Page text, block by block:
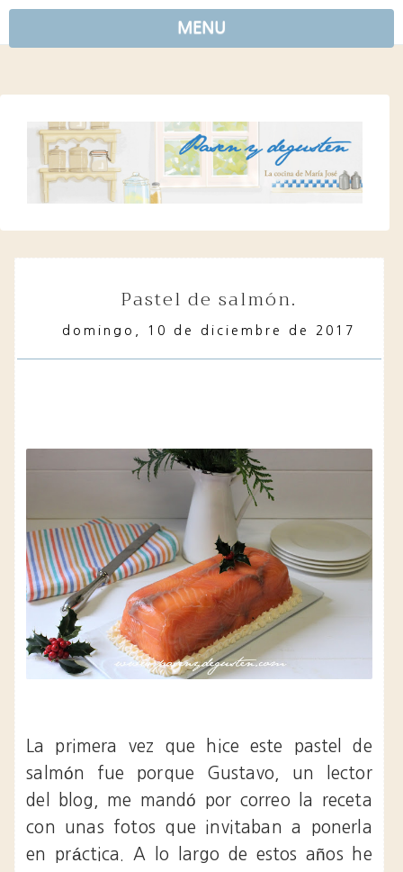
MENU
pastel de salmón.
domingo, 10 de diciembre de 2017
La primera vez que hice este pastel de
salmón fue porque Gustavo, un lector
del blog, me mandó por correo la receta
con unas fotos que invitaban a ponerla
en práctica. A lo largo de estos años he